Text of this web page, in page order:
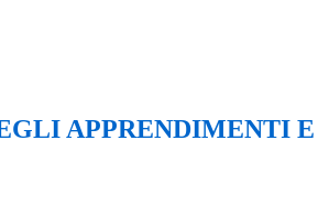
APPRENDIMENTI E